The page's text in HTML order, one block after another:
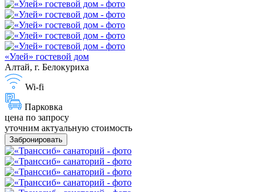
«Улей» гостевой дом
Алтай, г. Белокуриха
Wi-fi
Парковка
цена по запросу
уточним актуальную стоимость
Забронировать